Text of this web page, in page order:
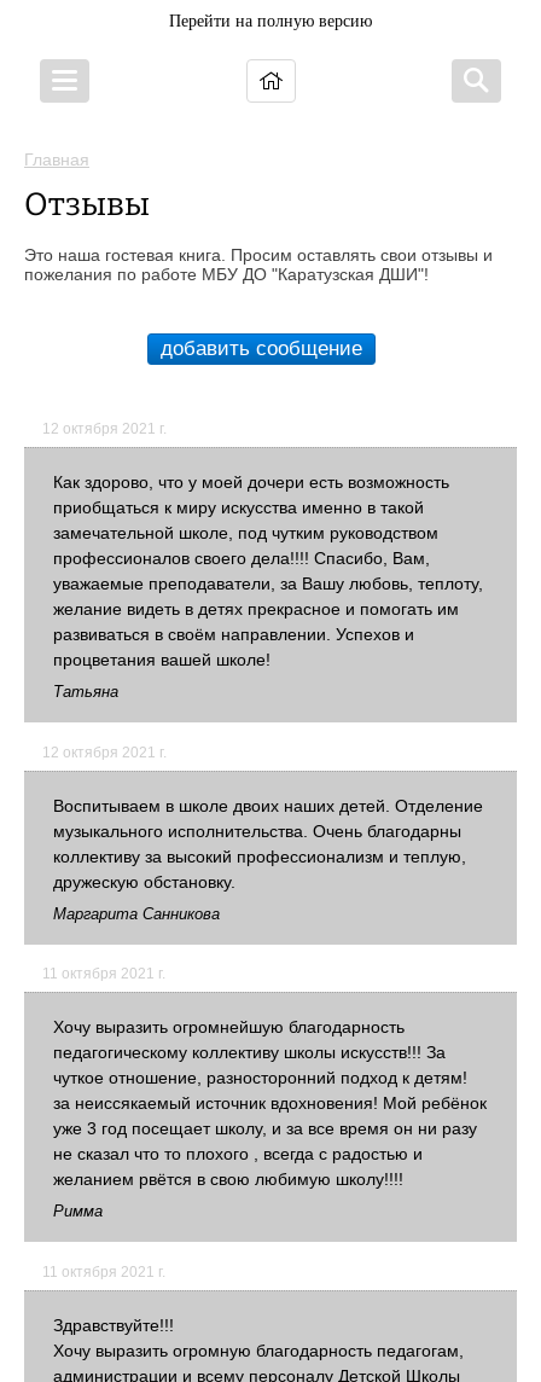
Перейти на полную версию
Главная
Отзывы
Это наша гостевая книга. Просим оставлять свои отзывы и
пожелания по работе МБУ ДО "Каратузская ДШИ"!
добавить сообщение
12 октября 2021 г.
Как здорово, что у моей дочери есть возможность
приобщаться к миру искусства именно в такой
замечательной школе, под чутким руководством
профессионалов своего дела!!!! Спасибо, Вам,
уважаемые преподаватели, за Вашу любовь, теплоту,
желание видеть в детях прекрасное и помогать им
развиваться в своём направлении. Успехов и
процветания вашей школе!
Татьяна
12 октября 2021 г.
Воспитываем в школе двоих наших детей. Отделение
музыкального исполнительства. Очень благодарны
коллективу за высокий профессионализм и теплую,
дружескую обстановку.
Маргарита Санникова
11 октября 2021 г.
Хочу выразить огромнейшую благодарность
педагогическому коллективу школы искусств!!! За
чуткое отношение, разносторонний подход к детям!
за неиссякаемый источник вдохновения! Мой ребёнок
уже 3 год посещает школу, и за все время он ни разу
не сказал что то плохого , всегда с радостью и
желанием рвётся в свою любимую школу!!!!
Римма
11 октября 2021 г.
Здравствуйте!!!
Хочу выразить огромную благодарность педагогам,
администрации и всему персоналу Детской Школы